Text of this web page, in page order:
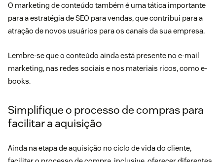
O marketing de conteúdo também é uma tática importante
para a estratégia deSEO para vendas, que contribui para a
atração de novos usuários para os canais da sua empresa.
Lembre-se que o conteúdo ainda está presente no e-mail
marketing, nas redes sociais e nos materiais ricos, como e-
books.
Simplifique o processo de compras para
facilitar a aquisição
Ainda na etapa de aquisição no ciclo de vida do cliente,